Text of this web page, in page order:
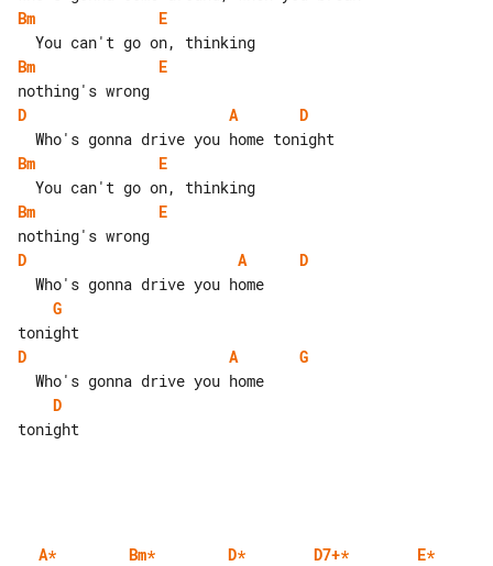
Bm
E
Bm
E
D
A
D
Bm
E
Bm
E
D
A
D
G
D
A
G
D
tonight
A* Bm* D* D7+* E*